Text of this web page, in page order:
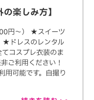
楽しみ方】
円〜） ★スイーツ
★ドレスのレンタル
コスプレ衣装のま
ご利用ください！
用可能です。自撮り